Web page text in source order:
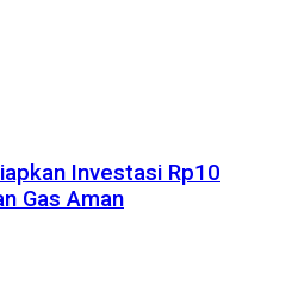
Investasi Rp10
Gas Aman